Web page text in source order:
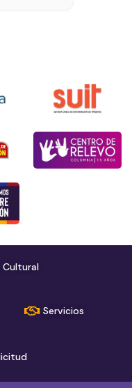
Cultural
Servicios